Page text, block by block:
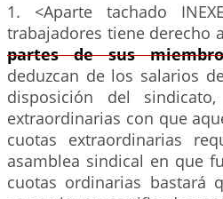
1. <Aparte tachado
trabajadores tiene derecho
partes de sus
deduzcan de los salarios
disposición del
extraordinarias con que
cuotas extraordinarias
asamblea sindical en que
cuotas ordinarias bastará